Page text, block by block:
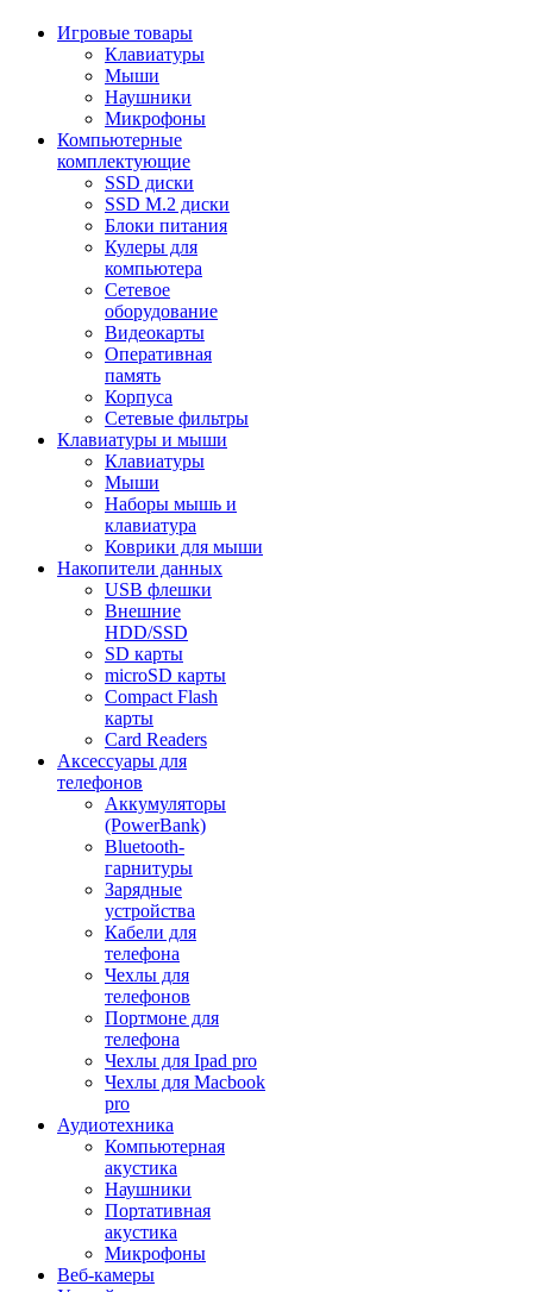
Игровые товары
Клавиатуры
Мыши
Наушники
Микрофоны
Компьютерные
комплектующие
SSD диски
SSD M.2 диски
Блоки питания
Кулеры для
компьютера
Сетевое
оборудование
Видеокарты
Оперативная
память
Корпуса
Сетевые фильтры
Клавиатуры и мыши
Клавиатуры
Мыши
Наборы мышь и
клавиатура
Коврики для мыши
Накопители данных
USB флешки
Внешние
HDD/SSD
SD карты
microSD карты
Compact Flash
карты
Card Readers
Аксессуары для
телефонов
Аккумуляторы
(PowerBank)
Bluetooth-
гарнитуры
Зарядные
устройства
Кабели для
телефона
Чехлы для
телефонов
Портмоне для
телефона
Чехлы для Ipad pro
Чехлы для Macbook
pro
Аудиотехника
Компьютерная
акустика
Наушники
Портативная
акустика
Микрофоны
Веб-камеры